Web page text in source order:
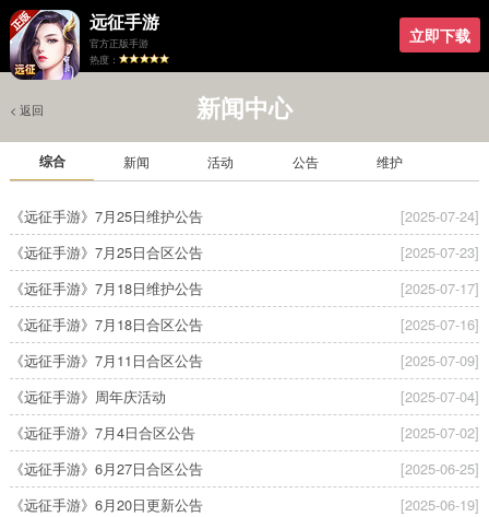
远征手游
官方正版手游
热度：
立即下载
新闻中心
< 返回
综合 新闻 活动 公告 维护
[2025-07-24]
《远征手游》7月25日维护公告
[2025-07-23]
《远征手游》7月25日合区公告
[2025-07-17]
《远征手游》7月18日维护公告
[2025-07-16]
《远征手游》7月18日合区公告
[2025-07-09]
《远征手游》7月11日合区公告
[2025-07-04]
《远征手游》周年庆活动
[2025-07-02]
《远征手游》7月4日合区公告
[2025-06-25]
《远征手游》6月27日合区公告
[2025-06-19]
《远征手游》6月20日更新公告